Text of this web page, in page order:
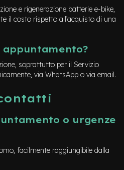
e rigenerazione batterie e-bike,
il costo rispetto all’acquisto di una
soprattutto per il Servizio
via WhatsApp o via email.
o urgenze
facilmente raggiungibile dalla